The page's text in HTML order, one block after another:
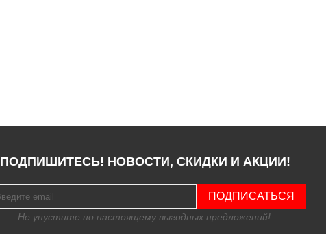
ПОДПИШИТЕСЬ! НОВОСТИ, СКИДКИ И АКЦИИ!
ПОДПИСАТЬСЯ
Не упустите по настоящему выгодных предложений!